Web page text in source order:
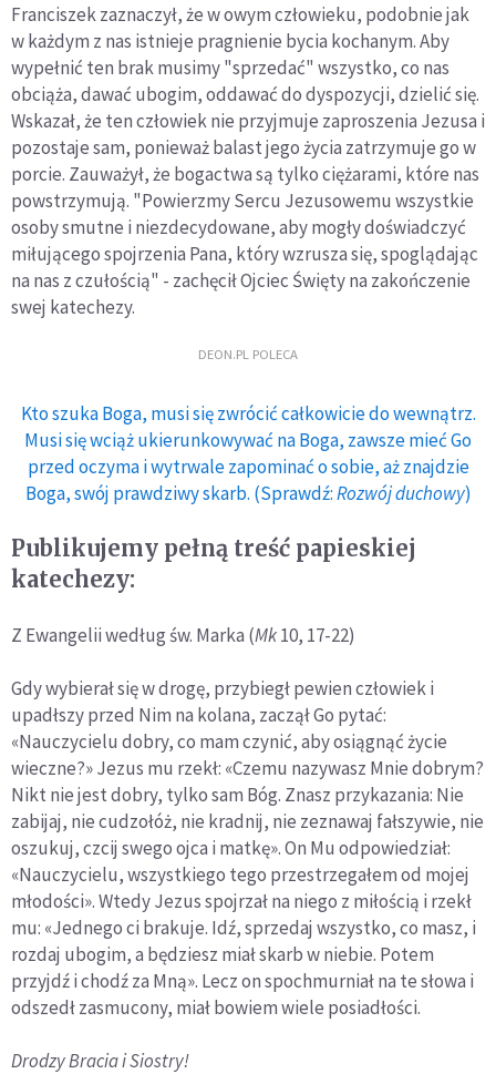
Franciszek zaznaczył, że w owym człowieku, podobnie jak
w każdym z nas istnieje pragnienie bycia kochanym. Aby
wypełnić ten brak musimy "sprzedać" wszystko, co nas
obciąża, dawać ubogim, oddawać do dyspozycji, dzielić się.
Wskazał, że ten człowiek nie przyjmuje zaproszenia Jezusa i
pozostaje sam, ponieważ balast jego życia zatrzymuje go w
porcie. Zauważył, że bogactwa są tylko ciężarami, które nas
powstrzymują. "Powierzmy Sercu Jezusowemu wszystkie
osoby smutne i niezdecydowane, aby mogły doświadczyć
miłującego spojrzenia Pana, który wzrusza się, spoglądając
na nas z czułością" - zachęcił Ojciec Święty na zakończenie
swej katechezy.
DEON.PL POLECA
Kto szuka Boga, musi się zwrócić całkowicie do wewnątrz.
Musi się wciąż ukierunkowywać na Boga, zawsze mieć Go
przed oczyma i wytrwale zapominać o sobie, aż znajdzie
Boga, swój prawdziwy skarb. (Sprawdź:Rozwój duchowy)
Publikujemy pełną treść papieskiej
katechezy:
Z Ewangelii według św. Marka (Mk10, 17-22)
Gdy wybierał się w drogę, przybiegł pewien człowiek i
upadłszy przed Nim na kolana, zaczął Go pytać:
«Nauczycielu dobry, co mam czynić, aby osiągnąć życie
wieczne?» Jezus mu rzekł: «Czemu nazywasz Mnie dobrym?
Nikt nie jest dobry, tylko sam Bóg. Znasz przykazania: Nie
zabijaj, nie cudzołóż, nie kradnij, nie zeznawaj fałszywie, nie
oszukuj, czcij swego ojca i matkę». On Mu odpowiedział:
«Nauczycielu, wszystkiego tego przestrzegałem od mojej
młodości». Wtedy Jezus spojrzał na niego z miłością i rzekł
mu: «Jednego ci brakuje. Idź, sprzedaj wszystko, co masz, i
rozdaj ubogim, a będziesz miał skarb w niebie. Potem
przyjdź i chodź za Mną». Lecz on spochmurniał na te słowa i
odszedł zasmucony, miał bowiem wiele posiadłości.
Drodzy Bracia i Siostry!